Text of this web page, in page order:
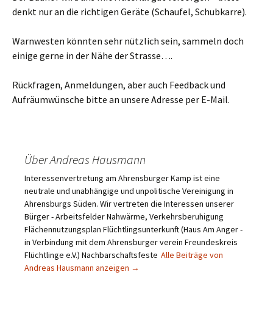
denkt nur an die richtigen Geräte (Schaufel, Schubkarre).
Warnwesten könnten sehr nützlich sein, sammeln doch
einige gerne in der Nähe der Strasse….
Rückfragen, Anmeldungen, aber auch Feedback und
Aufräumwünsche bitte an unsere Adresse per E-Mail.
Über Andreas Hausmann
Interessenvertretung am Ahrensburger Kamp ist eine
neutrale und unabhängige und unpolitische Vereinigung in
Ahrensburgs Süden. Wir vertreten die Interessen unserer
Bürger - Arbeitsfelder Nahwärme, Verkehrsberuhigung
Flächennutzungsplan Flüchtlingsunterkunft (Haus Am Anger -
in Verbindung mit dem Ahrensburger verein Freundeskreis
Flüchtlinge e.V.) Nachbarschaftsfeste Alle Beiträge von
Andreas Hausmann anzeigen →